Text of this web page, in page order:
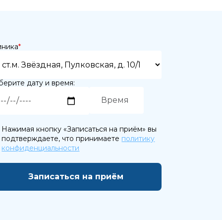
*
дату и время:
Нажимая кнопку «Записаться на приём» вы
подтверждаете, что принимаете политику
конфиденциальности